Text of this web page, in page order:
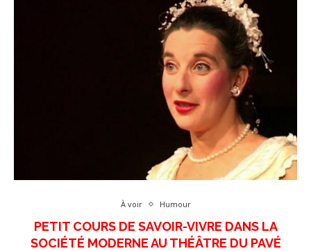
À voir Humour
PETIT COURS DE SAVOIR-VIVRE DANS LA
SOCIÉTÉ MODERNE AU THÉÂTRE DU PAVÉ